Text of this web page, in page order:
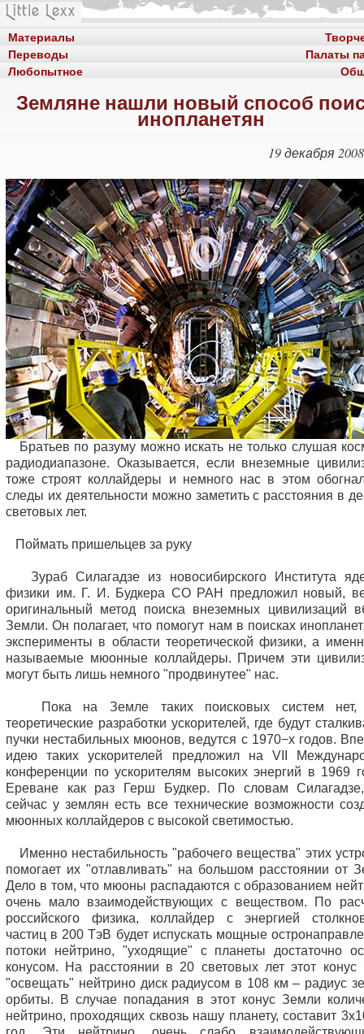
Материалы
Переводы
Палаты
Любопытное
Земляне нашли новый способ
инопланетян
19 декабря
Братьев по разуму можно искать не только слушая
радиодиапазоне. Оказывается, если внеземные
тоже строят коллайдеры и немного нас в этом
следы их деятельности можно заметить с расстояния в
световых лет.
Поймать пришельцев за руку
Зураб Силагадзе из новосибирского Института
физики им. Г. И. Будкера СО РАН предложил новый,
оригинальный метод поиска внеземных цивилизаций
Земли. Он полагает, что помогут нам в поисках
эксперименты в области теоретической физики, а
называемые мюонные коллайдеры. Причем эти
могут быть лишь немного "продвинутее" нас.
Пока на Земле таких поисковых систем нет,
теоретические разработки ускорителей, где будут
пучки нестабильных мюонов, ведутся с 1970−х годов.
идею таких ускорителей предложил на VII
конференции по ускорителям высоких энергий в 1969
Ереване как раз Герш Будкер. По словам
сейчас у землян есть все технические возможности
мюонных коллайдеров с высокой светимостью.
Именно нестабильность "рабочего вещества" этих
помогает их "отлавливать" на большом расстоянии от
Дело в том, что мюоны распадаются с образованием
очень мало взаимодействующих с веществом. По
российского физика, коллайдер с энергией
частиц в 200 ТэВ будет испускать мощные
потоки нейтрино, "уходящие" с планеты достаточно
конусом. На расстоянии в 20 световых лет этот конус
"освещать" нейтрино диск радиусом в 108 км – радиус
орбиты. В случае попадания в этот конус Земли
нейтрино, проходящих сквозь нашу планету, составит